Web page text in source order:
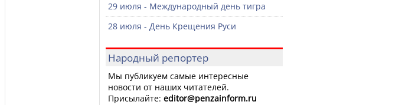
29 июля - Международный день тигра
28 июля - День Крещения Руси
Народный репортер
Мы публикуем самые интересные
новости от наших читателей.
Присылайте: editor@penzainform.ru